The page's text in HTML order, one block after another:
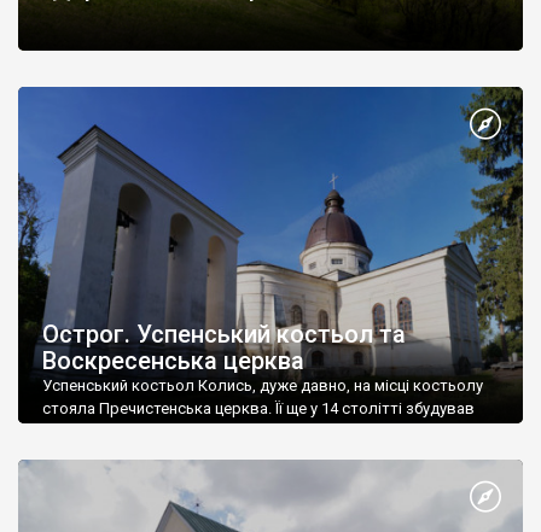
Острог. Успенський костьол та
Воскресенська церква
Успенський костьол Колись, дуже давно, на місці костьолу
стояла Пречистенська церква. Її ще у 14 столітті збудував